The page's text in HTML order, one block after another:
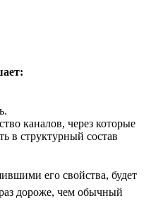
каналов, через которые
в структурный состав
его свойства, будет
дороже, чем обычный